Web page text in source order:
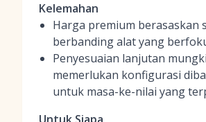
Kelemahan
Harga premium berasaskan
berbanding alat yang
Penyesuaian lanjutan
memerlukan konfigurasi
untuk masa-ke-nilai yang